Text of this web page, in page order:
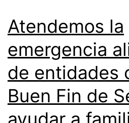
Atendemos la
emergencia
de entidades
Buen Fin de